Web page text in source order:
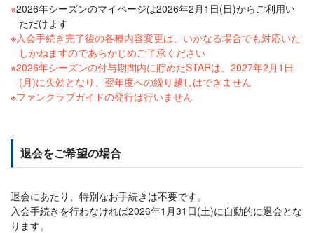
2026年シーズンのマイページは2026年2月1日(日)からご利用い
ただけます
入会手続き完了後の各種内容変更は、いかなる場合でも対応いた
しかねますのであらかじめご了承ください
2026年シーズンの付与期間内に貯めたSTARは、2027年2月1日
(月)に失効となり、翌年度への繰り越しはできません
ファンクラブガイドの発行は行いません
退会をご希望の場合
退会にあたり、特別なお手続きは不要です。
入会手続きを行わなければ2026年1月31日(土)に自動的に退会とな
ります。